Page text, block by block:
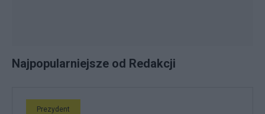
Najpopularniejsze od Redakcji
Prezydent